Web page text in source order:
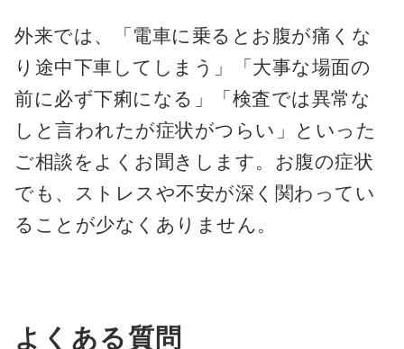
外来では、「電車に乗るとお腹が痛くな
り途中下車してしまう」「大事な場面の
前に必ず下痢になる」「検査では異常な
しと言われたが症状がつらい」といった
ご相談をよくお聞きします。お腹の症状
でも、ストレスや不安が深く関わってい
ることが少なくありません。
よくある質問